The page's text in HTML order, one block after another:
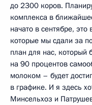
до 2300 коров.
комплекса в
начато в сентябре,
которые мы сдали за
план для нас, который
на 90 процентов
молоком – будет
в графике. И я здесь
Минсельхоз и